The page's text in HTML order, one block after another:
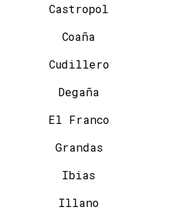
Castropol
Coaña
Cudillero
Degaña
El Franco
Grandas
Ibias
Illano